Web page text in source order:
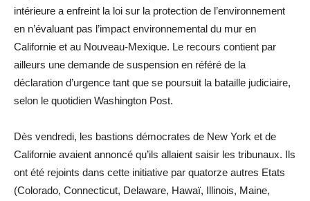
intérieure a enfreint la loi sur la protection de l’environnement
en n’évaluant pas l’impact environnemental du mur en
Californie et au Nouveau-Mexique. Le recours contient par
ailleurs une demande de suspension en référé de la
déclaration d’urgence tant que se poursuit la bataille judiciaire,
selon le quotidien Washington Post.
Dès vendredi, les bastions démocrates de New York et de
Californie avaient annoncé qu’ils allaient saisir les tribunaux. Ils
ont été rejoints dans cette initiative par quatorze autres Etats
(Colorado, Connecticut, Delaware, Hawaï, Illinois, Maine,